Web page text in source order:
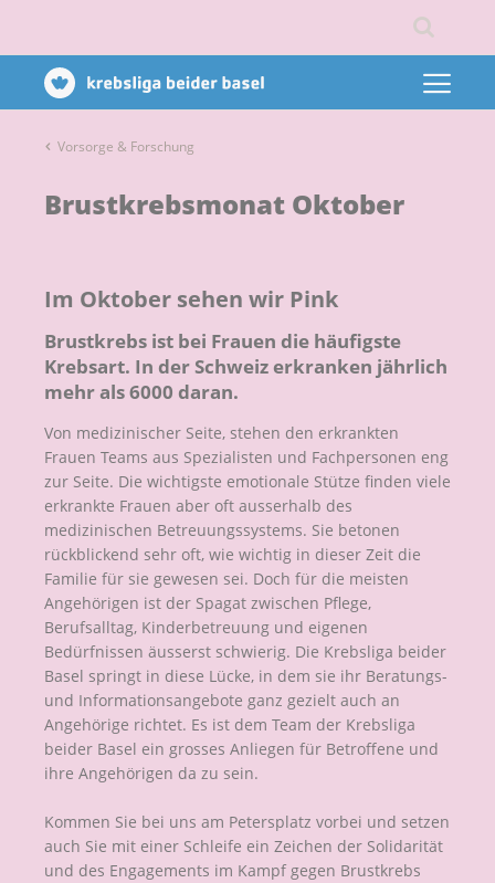
Vorsorge & Forschung
Brustkrebsmonat Oktober
Im Oktober sehen wir Pink
Brustkrebs ist bei Frauen die häufigste
Krebsart. In der Schweiz erkranken jährlich
mehr als 6000 daran.
Von medizinischer Seite, stehen den erkrankten
Frauen Teams aus Spezialisten und Fachpersonen eng
zur Seite. Die wichtigste emotionale Stütze finden viele
erkrankte Frauen aber oft ausserhalb des
medizinischen Betreuungssystems. Sie betonen
rückblickend sehr oft, wie wichtig in dieser Zeit die
Familie für sie gewesen sei. Doch für die meisten
Angehörigen ist der Spagat zwischen Pflege,
Berufsalltag, Kinderbetreuung und eigenen
Bedürfnissen äusserst schwierig. Die Krebsliga beider
Basel springt in diese Lücke, in dem sie ihr Beratungs-
und Informationsangebote ganz gezielt auch an
Angehörige richtet. Es ist dem Team der Krebsliga
beider Basel ein grosses Anliegen für Betroffene und
ihre Angehörigen da zu sein.
Kommen Sie bei uns am Petersplatz vorbei und setzen
auch Sie mit einer Schleife ein Zeichen der Solidarität
und des Engagements im Kampf gegen Brustkrebs